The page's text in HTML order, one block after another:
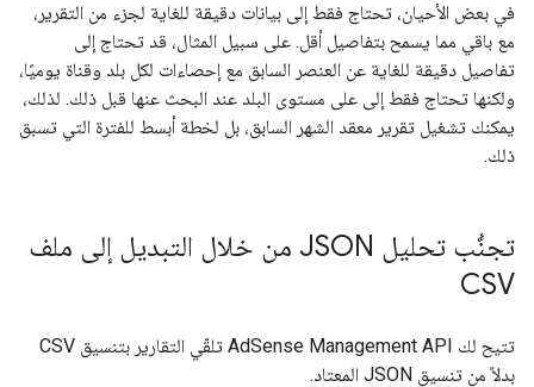
في بعض الأحيان، تحتاج فقط إلى بيانات دقيقة للغاية لجزء من التقرير،
مع باقي مما يسمح بتفاصيل أقل. على سبيل المثال، قد تحتاج إلى
تفاصيل دقيقة للغاية عن العنصر السابق مع إحصاءات لكل بلد وقناة يوميًا،
ولكنها تحتاج فقط إلى على مستوى البلد عند البحث عنها قبل ذلك. لذلك،
يمكنك تشغيل تقرير معقد الشهر السابق، بل لخطة أبسط للفترة التي تسبق
ذلك.
تجنُّب تحليل JSON من خلال التبديل إلى ملف
CSV
تتيح لك AdSense Management API تلقّي التقارير بتنسيق CSV
بدلاً من تنسيق JSON المعتاد.